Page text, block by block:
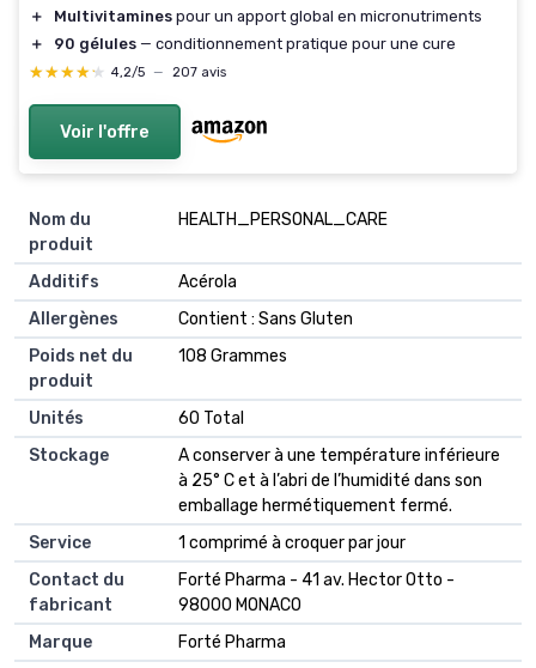
＋
Multivitamines pour un apport global en micronutriments
＋
90 gélules — conditionnement pratique pour une cure
★★★★★
★★★★★ 4,2/5 — 207 avis
Voir l'offre
Nom du
produit
‎HEALTH_PERSONAL_CARE
Additifs
‎Acérola
Allergènes
‎Contient : Sans Gluten
Poids net du
produit
‎108 Grammes
Unités
‎60 Total
Stockage
‎A conserver à une température inférieure
à 25° C et à l’abri de l’humidité dans son
emballage hermétiquement fermé.
Service
‎1 comprimé à croquer par jour
Contact du
fabricant
‎Forté Pharma - 41 av. Hector Otto -
98000 MONACO
Marque
‎Forté Pharma